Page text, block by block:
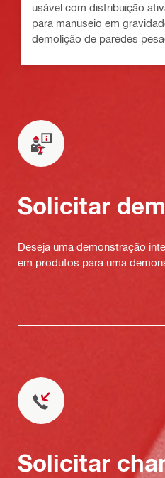
usável com distribuição
para manuseio em
demolição de paredes
Solicitar
Deseja uma demonstração
em produtos para uma
Solicitar